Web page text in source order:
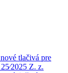
tlačivá pre
Z. z.